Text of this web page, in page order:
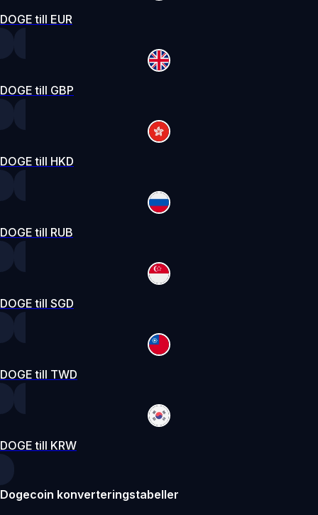
DOGE till EUR
DOGE till GBP
DOGE till HKD
DOGE till RUB
DOGE till SGD
DOGE till TWD
DOGE till KRW
Dogecoin konverteringstabeller